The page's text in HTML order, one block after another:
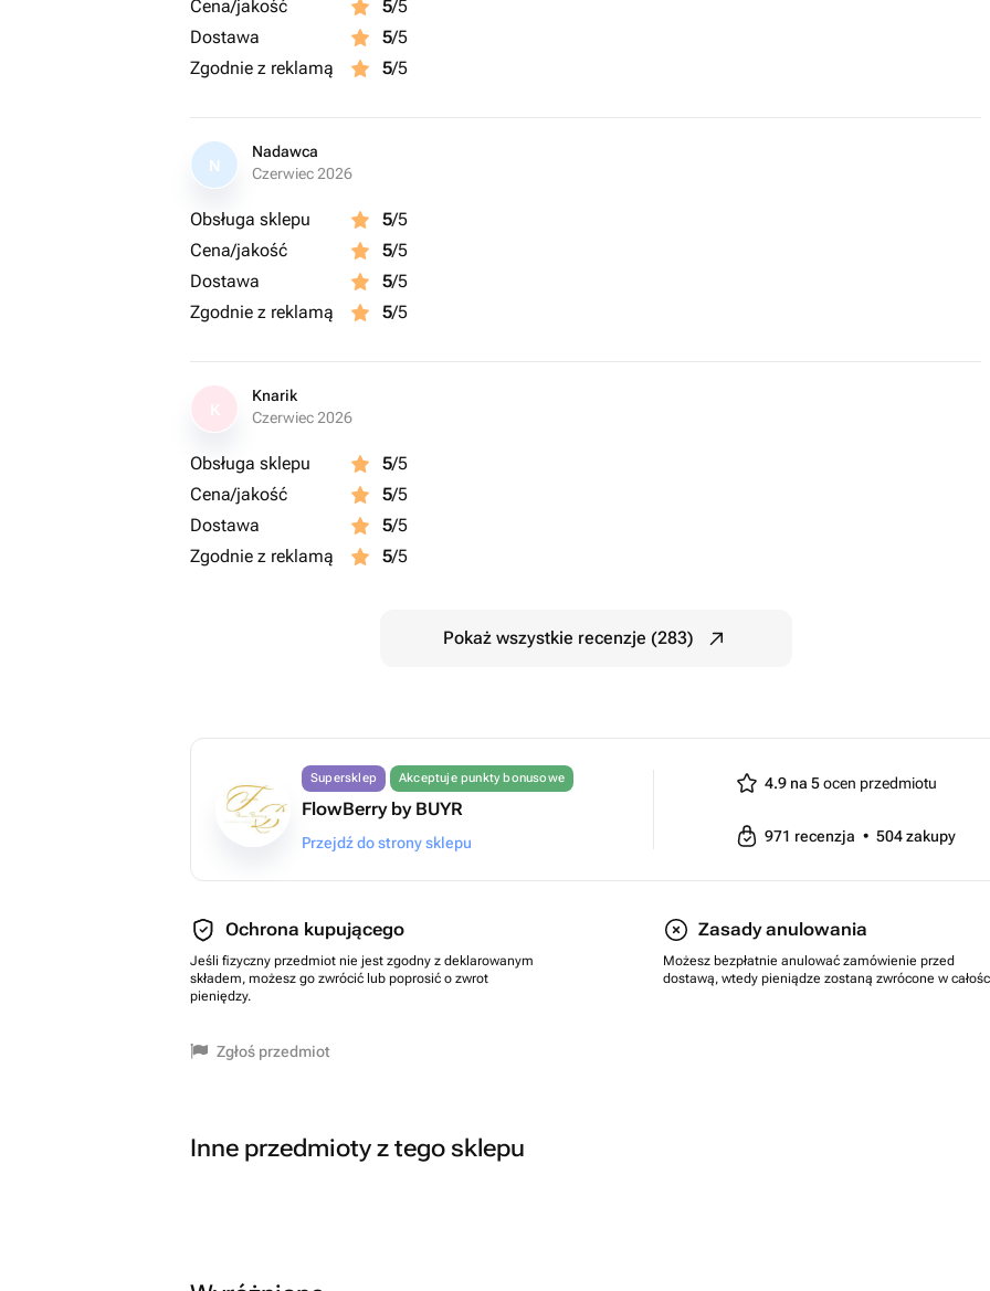
Cena/jakość
5/5
Dostawa
5/5
Zgodnie z reklamą
5/5
N
Nadawca
Czerwiec 2026
Obsługa sklepu 5/5
Cena/jakość
5/5
Dostawa
5/5
Zgodnie z reklamą
5/5
Knarik
Czerwiec 2026
Obsługa sklepu 5/5
Cena/jakość
5/5
Dostawa
5/5
Zgodnie z reklamą
5/5
Pokaż wszystkie recenzje (283)
Supersklep Akceptuje punkty bonusowe
FlowBerry by BUYR
Przejdź do strony sklepu
4.9 na 5ocen przedmiotu
971 recenzja • 504zakupy
Ochrona kupującego
Jeśli fizyczny przedmiot nie jest zgodny z deklarowanym
składem, możesz go zwrócić lub poprosić o zwrot
pieniędzy.
Zasady anulowania
Możesz bezpłatnie anulować zamówienie przed
dostawą, wtedy pieniądze zostaną zwrócone w
Zgłoś przedmiot
Inne przedmioty z tego sklepu